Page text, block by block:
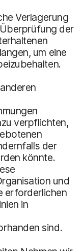
Verlagerung
der
um eine
verpflichten,
der
könnte.
und
erforderlichen
in
sind.